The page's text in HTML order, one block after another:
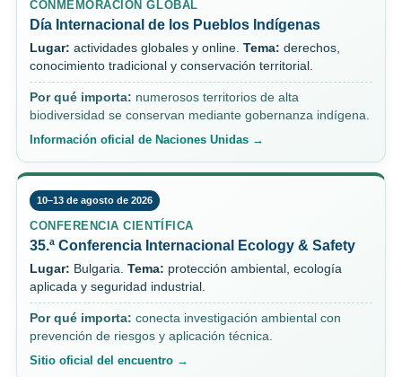
CONMEMORACIÓN GLOBAL
Día Internacional de los Pueblos Indígenas
Lugar: actividades globales y online. Tema: derechos,
conocimiento tradicional y conservación territorial.
Por qué importa: numerosos territorios de alta
biodiversidad se conservan mediante gobernanza indígena.
Información oficial de Naciones Unidas →
10–13 de agosto de 2026
CONFERENCIA CIENTÍFICA
35.ª Conferencia Internacional Ecology & Safety
Lugar: Bulgaria. Tema: protección ambiental, ecología
aplicada y seguridad industrial.
Por qué importa: conecta investigación ambiental con
prevención de riesgos y aplicación técnica.
Sitio oficial del encuentro →